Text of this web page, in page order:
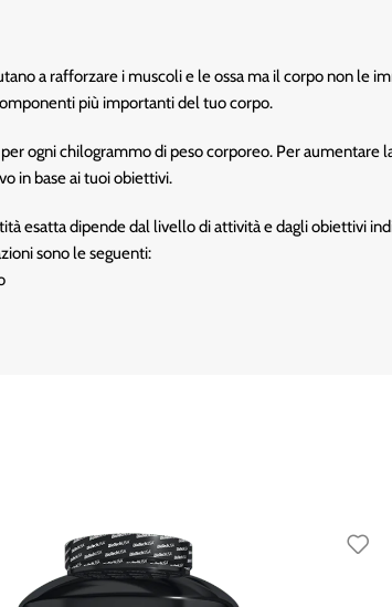
a rafforzare i muscoli e le ossa ma il corpo non le
più importanti del tuo corpo.
ogni chilogrammo di peso corporeo. Per aumentare
in base ai tuoi obiettivi.
esatta dipende dal livello di attività e dagli obiettivi
sono le seguenti: